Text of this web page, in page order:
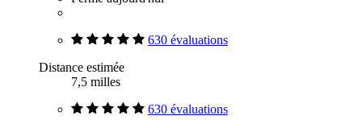
630 évaluations
Distance estimée
7,5 milles
630 évaluations